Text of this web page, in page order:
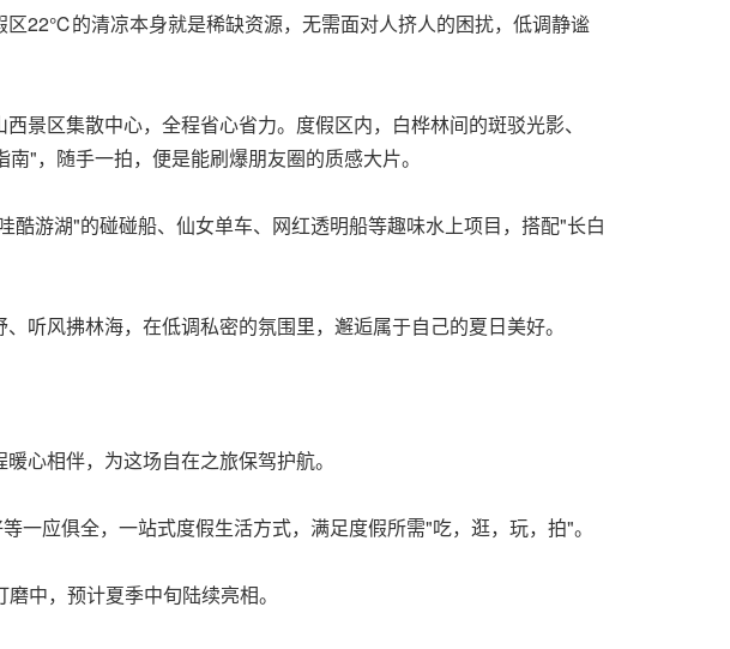
22℃的清凉本身就是稀缺资源，无需面对人挤人的困扰，低调静谧
景区集散中心，全程省心省力。度假区内，白桦林间的斑驳光影、
"，随手一拍，便是能刷爆朋友圈的质感大片。
游湖"的碰碰船、仙女单车、网红透明船等趣味水上项目，搭配"长白
听风拂林海，在低调私密的氛围里，邂逅属于自己的夏日美好。
心相伴，为这场自在之旅保驾护航。
应俱全，一站式度假生活方式，满足度假所需"吃，逛，玩，拍"。
中，预计夏季中旬陆续亮相。